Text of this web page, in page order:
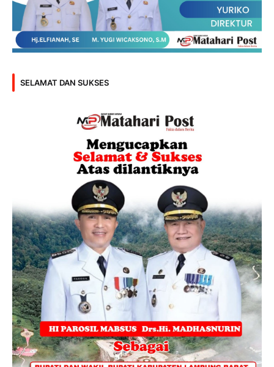
SELAMAT DAN SUKSES